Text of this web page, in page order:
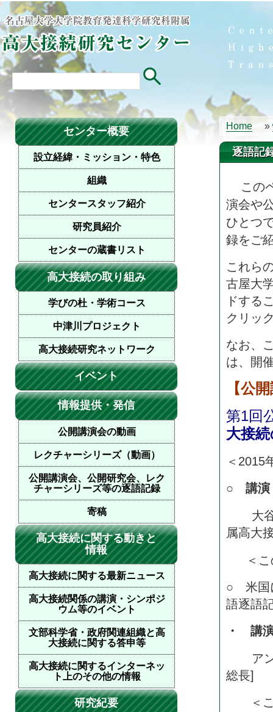
センター概要
設立経緯・ミッション・特色
組織
センタースタッフ紹介
研究員紹介
センターの蔵書リスト
高大接続の取り組み
学びの杜・学術コース
中津川プロジェクト
高大接続研究ネットワーク
イベント
情報提供・発信
公開講演会の動画
レクチャーシリーズ（動画）
公開講演会、公開研究会、レク
チャーシリーズ等の逐語記録
寄稿
高大接続に関する動きと
情報
高大接続に関する最新ニュース
高大接続関係の講演・シンポジ
ウム等のイベント
文部科学省・政府関連組織と高
大接続に関する答申等
高大接続に関するインターネッ
ト上のその他の情報
研究紀要
Home »
逐語記
この
演会や
ひとつ
録をご
これら
古屋大
ドする
クリッ
なお、
は、開
【公
第1回
大接
＜2015
○ 講
大谷
属高大
＜こ
○ 米国
語逐語
・ 講
アン
総長]
＜こ